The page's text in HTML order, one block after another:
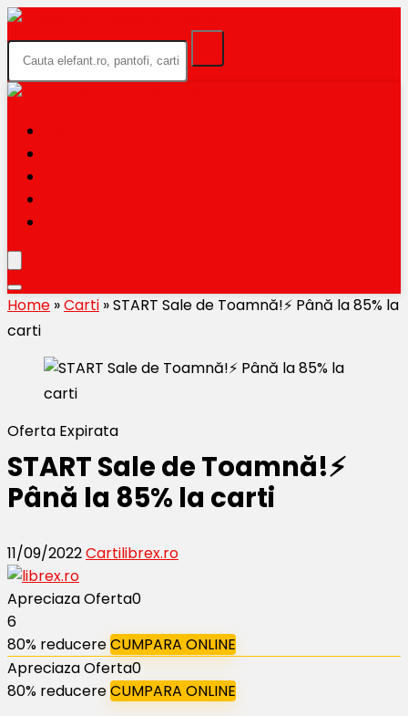
Home »Carti »START Sale de Toamnă!⚡️ Până la 85% la
carti
Oferta Expirata
START Sale de Toamnă!⚡️
Până la 85% la carti
11/09/2022Cartilibrex.ro
Apreciaza Oferta0
6
80% reducereCUMPARA ONLINE
Apreciaza Oferta0
80% reducereCUMPARA ONLINE